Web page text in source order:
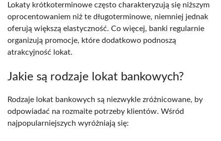
Lokaty krótkoterminowe często charakteryzują się niższym
oprocentowaniem niż te długoterminowe, niemniej jednak
oferują większą elastyczność. Co więcej, banki regularnie
organizują promocje, które dodatkowo podnoszą
atrakcyjność lokat.
Jakie są rodzaje lokat bankowych?
Rodzaje lokat bankowych są niezwykle zróżnicowane, by
odpowiadać na rozmaite potrzeby klientów. Wśród
najpopularniejszych wyróżniają się: